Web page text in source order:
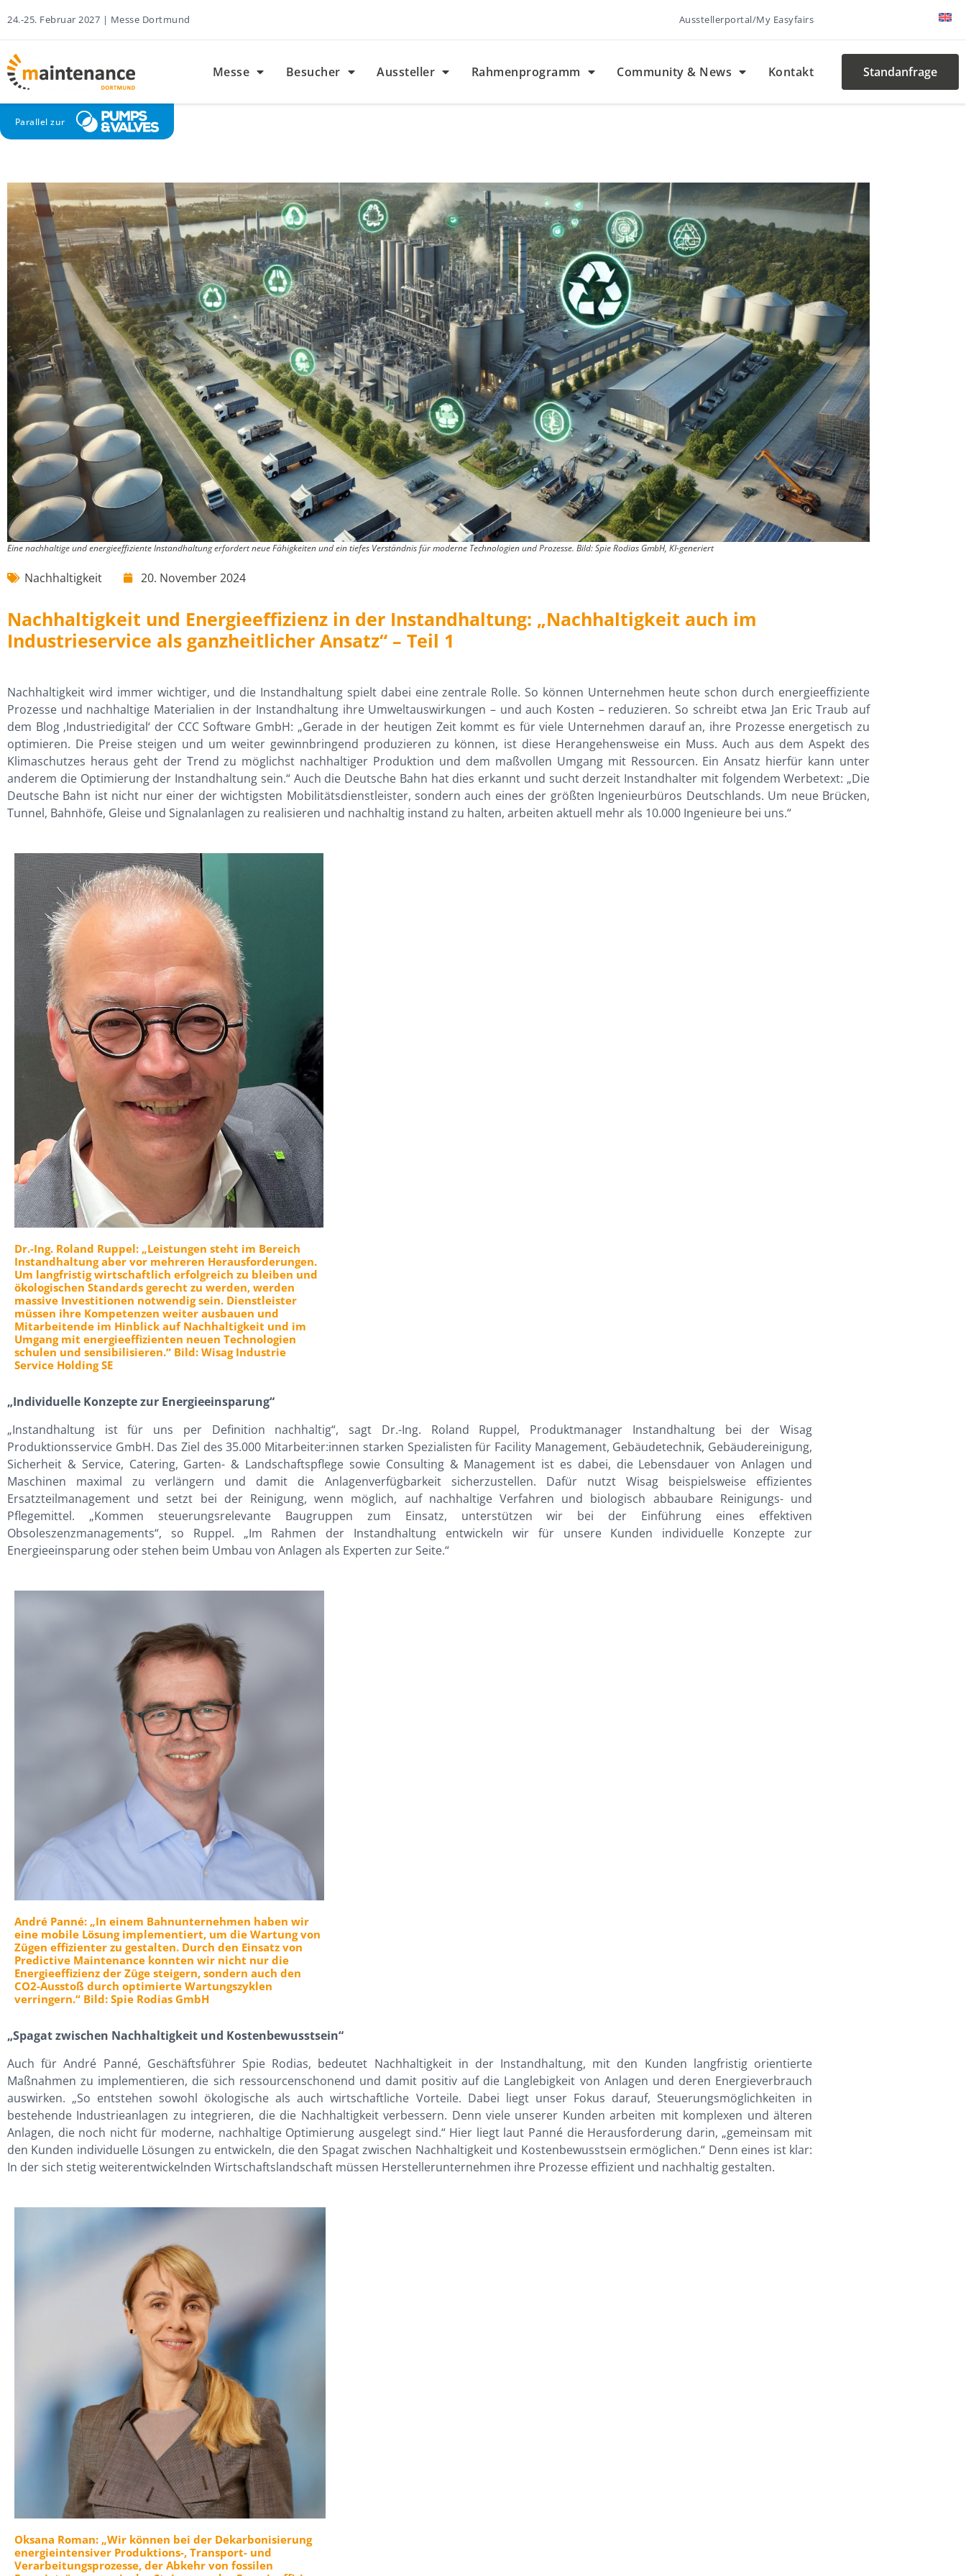
24.-25. Februar 2027 | Messe Dortmund Ausstellerportal/My Easyfairs
Messe Besucher Aussteller Rahmenprogramm Community & News Kontakt Standanfrage
Parallel zur
Eine nachhaltige und energieeffiziente Instandhaltung erfordert neue Fähigkeiten und ein tiefes Verständnis für moderne Technologien und Prozesse. Bild: Spie Rodias GmbH, KI-generiert
Nachhaltigkeit 20. November 2024
Nachhaltigkeit und Energieeffizienz in der Instandhaltung: „Nachhaltigkeit auch im
Industrieservice als ganzheitlicher Ansatz“ – Teil 1
Nachhaltigkeit wird immer wichtiger, und die Instandhaltung spielt dabei eine zentrale Rolle. So können Unternehmen heute schon durch energieeffiziente
Prozesse und nachhaltige Materialien in der Instandhaltung ihre Umweltauswirkungen – und auch Kosten – reduzieren. So schreibt etwa Jan Eric Traub auf
dem Blog ‚Industriedigital‘ der CCC Software GmbH: „Gerade in der heutigen Zeit kommt es für viele Unternehmen darauf an, ihre Prozesse energetisch zu
optimieren. Die Preise steigen und um weiter gewinnbringend produzieren zu können, ist diese Herangehensweise ein Muss. Auch aus dem Aspekt des
Klimaschutzes heraus geht der Trend zu möglichst nachhaltiger Produktion und dem maßvollen Umgang mit Ressourcen. Ein Ansatz hierfür kann unter
anderem die Optimierung der Instandhaltung sein.“ Auch die Deutsche Bahn hat dies erkannt und sucht derzeit Instandhalter mit folgendem Werbetext: „Die
Deutsche Bahn ist nicht nur einer der wichtigsten Mobilitätsdienstleister, sondern auch eines der größten Ingenieurbüros Deutschlands. Um neue Brücken,
Tunnel, Bahnhöfe, Gleise und Signalanlagen zu realisieren und nachhaltig instand zu halten, arbeiten aktuell mehr als 10.000 Ingenieure bei uns.“
Dr.-Ing. Roland Ruppel: „Leistungen steht im Bereich
Instandhaltung aber vor mehreren Herausforderungen.
Um langfristig wirtschaftlich erfolgreich zu bleiben und
ökologischen Standards gerecht zu werden, werden
massive Investitionen notwendig sein. Dienstleister
müssen ihre Kompetenzen weiter ausbauen und
Mitarbeitende im Hinblick auf Nachhaltigkeit und im
Umgang mit energieeffizienten neuen Technologien
schulen und sensibilisieren.“ Bild: Wisag Industrie
Service Holding SE
„Individuelle Konzepte zur Energieeinsparung“
„Instandhaltung ist für uns per Definition nachhaltig“, sagt Dr.-Ing. Roland Ruppel, Produktmanager Instandhaltung bei der Wisag
Produktionsservice GmbH. Das Ziel des 35.000 Mitarbeiter:innen starken Spezialisten für Facility Management, Gebäudetechnik, Gebäudereinigung,
Sicherheit & Service, Catering, Garten- & Landschaftspflege sowie Consulting & Management ist es dabei, die Lebensdauer von Anlagen und
Maschinen maximal zu verlängern und damit die Anlagenverfügbarkeit sicherzustellen. Dafür nutzt Wisag beispielsweise effizientes
Ersatzteilmanagement und setzt bei der Reinigung, wenn möglich, auf nachhaltige Verfahren und biologisch abbaubare Reinigungs- und
Pflegemittel. „Kommen steuerungsrelevante Baugruppen zum Einsatz, unterstützen wir bei der Einführung eines effektiven
Obsoleszenzmanagements“, so Ruppel. „Im Rahmen der Instandhaltung entwickeln wir für unsere Kunden individuelle Konzepte zur
Energieeinsparung oder stehen beim Umbau von Anlagen als Experten zur Seite.“
André Panné: „In einem Bahnunternehmen haben wir
eine mobile Lösung implementiert, um die Wartung von
Zügen effizienter zu gestalten. Durch den Einsatz von
Predictive Maintenance konnten wir nicht nur die
Energieeffizienz der Züge steigern, sondern auch den
CO2-Ausstoß durch optimierte Wartungszyklen
verringern.“ Bild: Spie Rodias GmbH
„Spagat zwischen Nachhaltigkeit und Kostenbewusstsein“
Auch für André Panné, Geschäftsführer Spie Rodias, bedeutet Nachhaltigkeit in der Instandhaltung, mit den Kunden langfristig orientierte
Maßnahmen zu implementieren, die sich ressourcenschonend und damit positiv auf die Langlebigkeit von Anlagen und deren Energieverbrauch
auswirken. „So entstehen sowohl ökologische als auch wirtschaftliche Vorteile. Dabei liegt unser Fokus darauf, Steuerungsmöglichkeiten in
bestehende Industrieanlagen zu integrieren, die die Nachhaltigkeit verbessern. Denn viele unserer Kunden arbeiten mit komplexen und älteren
Anlagen, die noch nicht für moderne, nachhaltige Optimierung ausgelegt sind.“ Hier liegt laut Panné die Herausforderung darin, „gemeinsam mit
den Kunden individuelle Lösungen zu entwickeln, die den Spagat zwischen Nachhaltigkeit und Kostenbewusstsein ermöglichen.“ Denn eines ist klar:
In der sich stetig weiterentwickelnden Wirtschaftslandschaft müssen Herstellerunternehmen ihre Prozesse effizient und nachhaltig gestalten.
Oksana Roman: „Wir können bei der Dekarbonisierung
energieintensiver Produktions-, Transport- und
Verarbeitungsprozesse, der Abkehr von fossilen